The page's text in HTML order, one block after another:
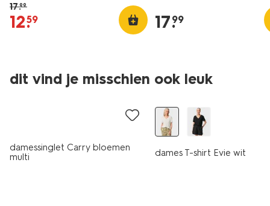
17.99
12.
59 17.
99
dit vind je misschien ook leuk
sale
damessinglet Carry bloemen
multi
dames T-shirt Evie wit